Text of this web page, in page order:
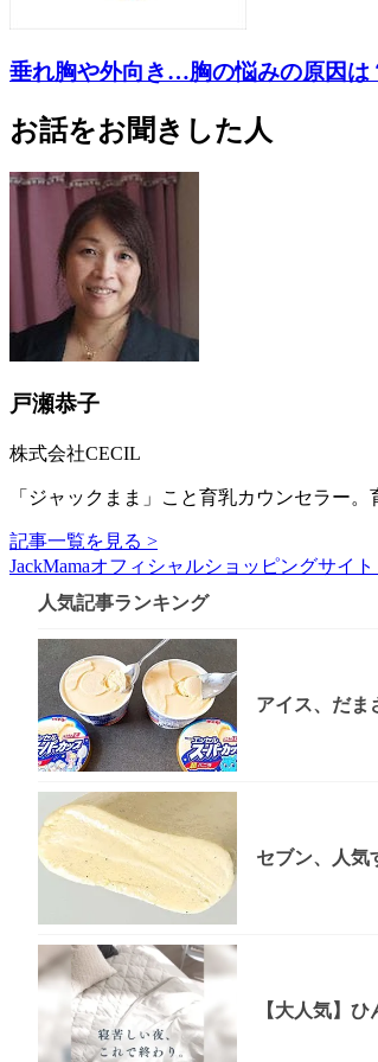
垂れ胸や外向き…胸の悩みの原因は
お話をお聞きした人
戸瀬恭子
株式会社CECIL
「ジャックまま」こと育乳カウンセラー
記事一覧を見る >
JackMamaオフィシャルショッピングサイト
人気記事ランキング
アイス、だま
セブン、人気
【大人気】